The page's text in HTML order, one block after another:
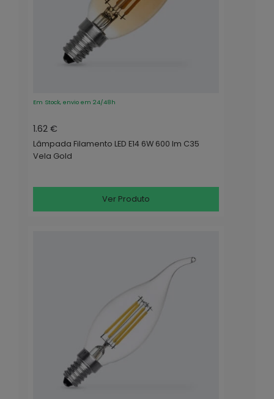
Em Stock, envio em 24/48h
1.62 €
Lâmpada Filamento LED E14 6W 600 lm C35
Vela Gold
Ver Produto